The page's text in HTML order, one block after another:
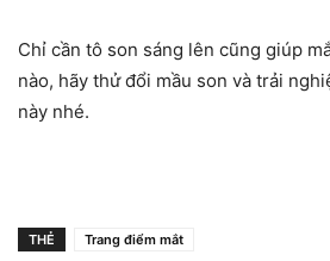
Chỉ cần tô son sáng lên cũng giúp
nào, hãy thử đổi mầu son và trải
này nhé.
THẺ Trang điểm mắt